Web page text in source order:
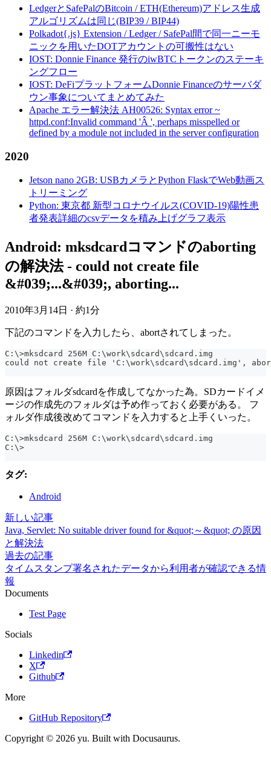
LedgerとSafePalのBitcoin / ETH(Ethereum)アドレス生成
アルゴリズムは同じ(BIP39 / BIP44)
Polkadot{.js} Extension / Ledger / SafePal間で同一ニーモ
ニックを用いたDOTアカウントの可搬性はない
IOST: Donnie Finance 発行のiwBTCトークンのステーキ
ングフロー
IOST: DeFiプラットフォームDonnie Financeのサーバダ
ウン事象についてまとめてみた
Apache エラー解決法 AH00526: Syntax error ~
httpd.conf:Invalid command 'Â ', perhaps misspelled or
defined by a module not included in the server configuration
2020
Jetson nano 2GB: USBカメラとPython FlaskでWeb動画ス
トリーミング
Python: 東京都 新型コロナウイルス(COVID-19)陽性患
者発表詳細のcsvデータを積み上げグラフ表示
Android: mksdcardコマンドのaborting
の解決法 - could not create file
&#039;...&#039;, aborting...
2010年3月14日 · 約1分
下記のコマンドを入力したら、abortされてしまった。
C:\>mksdcard 256M C:\work\sdcard\sdcard.img
could not create file 'C:\work\sdcard\sdcard.img',
原因はフォルダsdcardを作成してなかった為。SDカードイメ
ージの作成先のフォルダは予め作っておく必要がある。 フ
ォルダ作成後改めてコマンドを入力すると上手くいった。
C:\>mksdcard 256M C:\work\sdcard\sdcard.img
C:\>
タグ:
Android
新しい記事
Java, Servlet: No suitable driver found for &quot;～&quot; の原因
と解決法
過去の記事
タイムスタンプ署名されたデータから利用者が確認できる情
報
Documents
Test Page
Socials
Linkedin
X
Github
More
GitHub Repository
Copyright © 2026 yu. Built with Docusaurus.